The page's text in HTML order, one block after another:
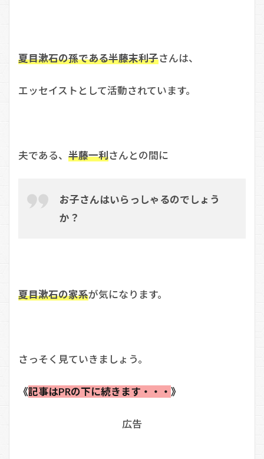
夏目漱石の孫である半藤末利子さんは、
エッセイストとして活動されています。
夫である、 半藤一利さんとの間に
お子さんはいらっしゃるのでしょう
か？
夏目漱石の家系が気になります。
さっそく見ていきましょう。
《記事はPRの下に続きます・・・ 》
広告